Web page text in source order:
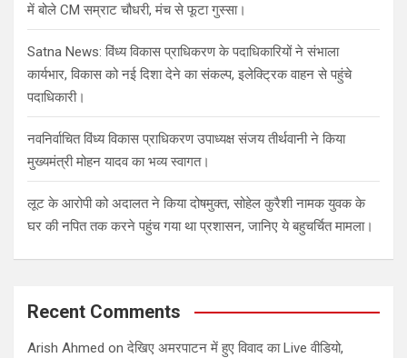
में बोले CM सम्राट चौधरी, मंच से फूटा गुस्सा।
Satna News: विंध्य विकास प्राधिकरण के पदाधिकारियों ने संभाला
कार्यभार, विकास को नई दिशा देने का संकल्प, इलेक्ट्रिक वाहन से पहुंचे
पदाधिकारी।
नवनिर्वाचित विंध्य विकास प्राधिकरण उपाध्यक्ष संजय तीर्थवानी ने किया
मुख्यमंत्री मोहन यादव का भव्य स्वागत।
लूट के आरोपी को अदालत ने किया दोषमुक्त, सोहेल कुरैशी नामक युवक के
घर की नपित तक करने पहुंच गया था प्रशासन, जानिए ये बहुचर्चित मामला।
Recent Comments
Arish Ahmed onदेखिए अमरपाटन में हुए विवाद का Live वीडियो,